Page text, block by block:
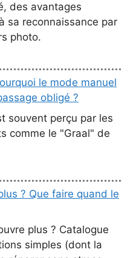
des avantages
sa reconnaissance par
photo.
le mode manuel
obligé ?
souvent perçu par les
comme le "Graal" de
? Que faire quand le
plus ? Catalogue
simples (dont la